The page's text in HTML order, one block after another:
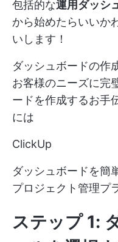
包括的な運用ダッシ
から始めたらいいか
いします！
ダッシュボードの作
お客様のニーズに完
ードを作成するお手
には
ClickUp
ダッシュボードを簡
プロジェクト管理プ
ステップ 1: